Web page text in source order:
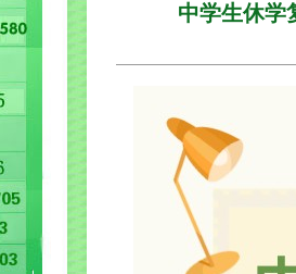
中学生休